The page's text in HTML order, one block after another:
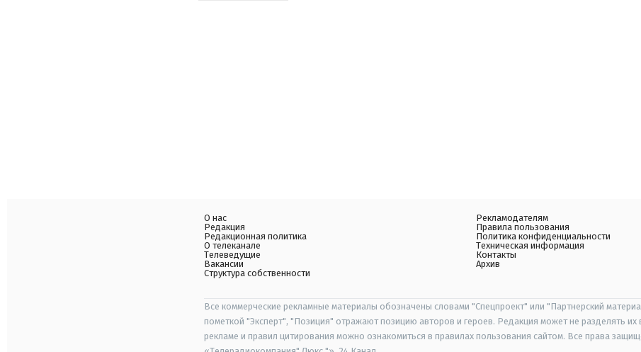
О нас
Редакция
Редакционная политика
О телеканале
Телеведущие
Вакансии
Структура собственности
Рекламодателям
Правила пользования
Политика конфиденциальности
Техническая информация
Контакты
Архив
Все коммерческие рекламные материалы обозначены словами "Спецпроект" или "Партнерский
пометкой "Эксперт", "Позиция" отражают позицию авторов и героев. Редакция может не разделять
рекламе и правил цитирования можно ознакомиться в правилах пользования сайтом. Все права